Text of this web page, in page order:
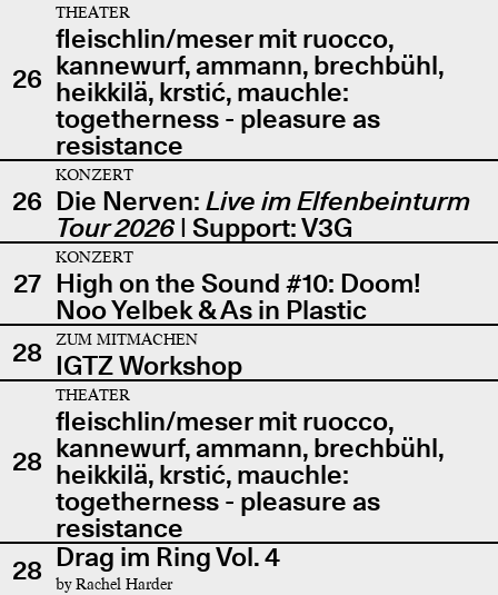
26
THEATER
fleischlin/meser mit ruocco,
kannewurf, ammann, brechbühl,
heikkilä, krstić, mauchle:
togetherness - pleasure as
resistance
26
KONZERT
Die Nerven: Live im Elfenbeinturm
Tour 2026| Support: V3G
27
KONZERT
High on the Sound #10: Doom!
Noo Yelbek & As in Plastic
28
ZUM MITMACHEN
IGTZ Workshop
28
THEATER
fleischlin/meser mit ruocco,
kannewurf, ammann, brechbühl,
heikkilä, krstić, mauchle:
togetherness - pleasure as
resistance
28 Drag im Ring Vol. 4
by Rachel Harder